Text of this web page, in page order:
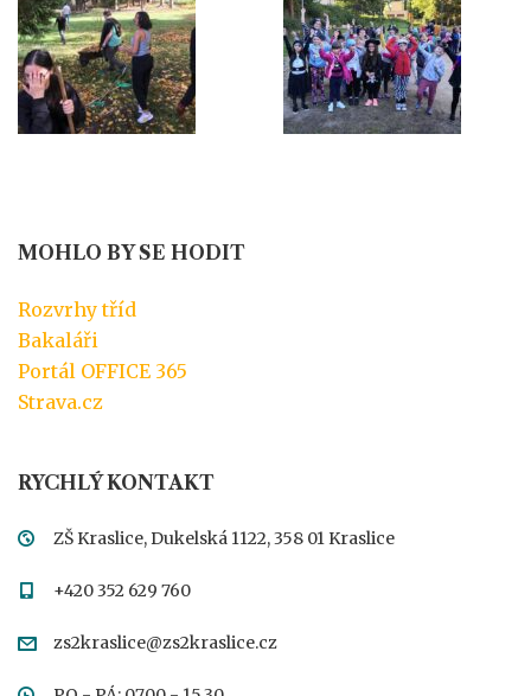
MOHLO BY SE HODIT
Rozvrhy tříd
Bakaláři
Portál OFFICE 365
Strava.cz
RYCHLÝ KONTAKT
ZŠ Kraslice, Dukelská 1122, 358 01 Kraslice
+420 352 629 760
zs2kraslice@zs2kraslice.cz